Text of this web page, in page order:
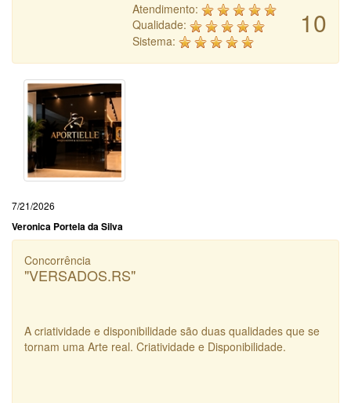
10
Atendimento:
Qualidade:
Sistema:
7/21/2026
Veronica Portela da Silva
Concorrência
"VERSADOS.RS"
A criatividade e disponibilidade são duas qualidades que se
tornam uma Arte real. Criatividade e Disponibilidade.